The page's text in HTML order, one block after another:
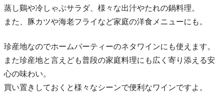
蒸し鷄や冷しゃぶサラダ、様々な出汁やたれの鍋料理。
また、豚カツや海老フライなど家庭の洋食メニューにも。
珍産地なのでホームパーティーのネタワインにも使えます。
また珍産地と言えども普段の家庭料理にも広く寄り添える安
心の味わい。
買い置きしておくと様々なシーンで便利なワインですよ。